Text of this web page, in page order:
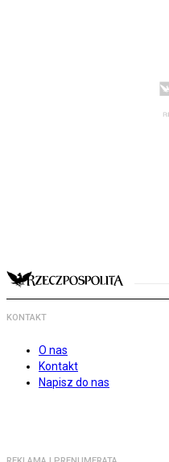
KONTAKT
O nas
Kontakt
Napisz do nas